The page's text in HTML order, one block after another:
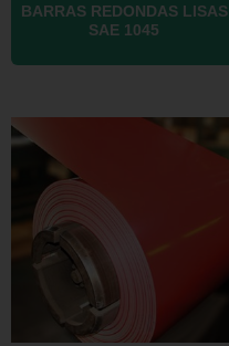
BARRAS REDONDAS LISAS
SAE 1045